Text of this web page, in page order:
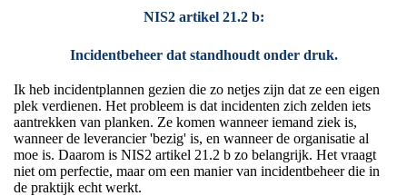
NIS2 artikel 21.2 b:
Incidentbeheer dat standhoudt onder druk.
Ik heb incidentplannen gezien die zo netjes zijn dat ze een eigen
plek verdienen. Het probleem is dat incidenten zich zelden iets
aantrekken van planken. Ze komen wanneer iemand ziek is,
wanneer de leverancier 'bezig' is, en wanneer de organisatie al
moe is. Daarom is NIS2 artikel 21.2 b zo belangrijk. Het vraagt
niet om perfectie, maar om een manier van incidentbeheer die in
de praktijk echt werkt.